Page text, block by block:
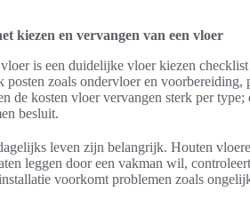
kiezen en vervangen van een vloer
is een duidelijke vloer kiezen
posten zoals ondervloer en
de kosten vloer vervangen sterk per
besluit.
leven zijn belangrijk. Houten
leggen door een vakman wil,
voorkomt problemen zoals